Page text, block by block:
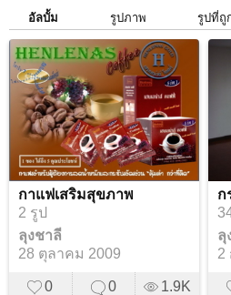
อัลบั้ม รูปภาพ รูปที่ถู
กาแฟเสริมสุขภาพ
2 รูป
ลุงชาลี
28 ตุลาคม 2009
0 0 1.9K
ก
ลุ
2